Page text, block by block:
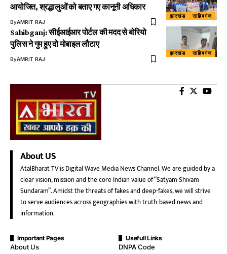
झारखंड साहिबगंज
आयोजित, श्रद्धालुओं को बताए गए कानूनी अधिकार
ByAMRIT RAJ
झारखंड साहिबगंज
Sahibganj: सीईआईआर पोर्टल की मदद से बोरियो
पुलिस ने गुम हुए दो मोबाइल लौटाए
ByAMRIT RAJ
About US
AtalBharat TV is Digital Wave Media News Channel. We are guided by a
clear vision, mission and the core Indian value of “Satyam Shivam
Sundaram”. Amidst the threats of fakes and deep-fakes, we will strive
to serve audiences across geographies with truth-based news and
information.
Important Pages
About Us
Usefull Links
DNPA Code